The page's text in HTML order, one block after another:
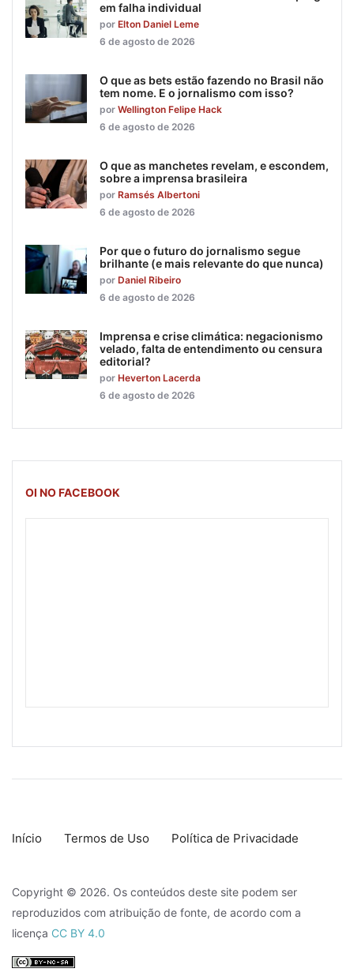
em falha individual
por Elton Daniel Leme
6 de agosto de 2026
O que as bets estão fazendo no Brasil não
tem nome. E o jornalismo com isso?
por Wellington Felipe Hack
6 de agosto de 2026
O que as manchetes revelam, e escondem,
sobre a imprensa brasileira
por Ramsés Albertoni
6 de agosto de 2026
Por que o futuro do jornalismo segue
brilhante (e mais relevante do que nunca)
por Daniel Ribeiro
6 de agosto de 2026
Imprensa e crise climática: negacionismo
velado, falta de entendimento ou censura
editorial?
por Heverton Lacerda
6 de agosto de 2026
OI NO FACEBOOK
Início Termos de Uso Política de Privacidade
Copyright © 2026. Os conteúdos deste site podem ser
reproduzidos com atribuição de fonte, de acordo com a
licença CC BY 4.0